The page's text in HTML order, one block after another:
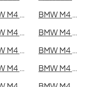
BMW M4 Competition xDrive Coupé i Norrköping
BMW M4 Competition xDrive Coupé i Linköping
BMW M4 Competition xDrive Coupé i Halmstad
BMW M4 Competition xDrive Coupé i Växjö
BMW M4 Competition xDrive Coupé i Karlskrona
BMW M4 Competition xDrive Coupé i Karlstad
BMW M4 Competition xDrive Coupé i Umeå
BMW M4 Competition xDrive Coupé i Varberg